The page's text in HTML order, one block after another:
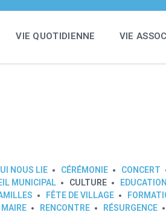
VIE QUOTIDIENNE VIE
NOUS LIE CÉRÉMONIE
CONCERT
MUNICIPAL CULTURE EDUCATION
FÊTE DE VILLAGE
MAIRE RENCONTRE
RÉSURGENCE